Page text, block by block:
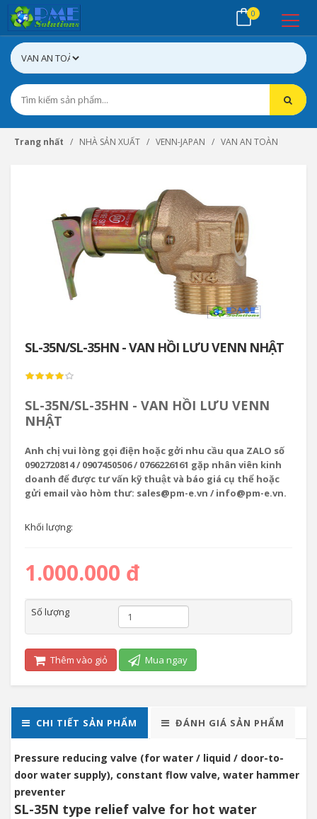
0
Trang nhất NHÀ SẢN XUẤT VENN-JAPAN VAN AN TOÀN
SL-35N/SL-35HN - VAN HỒI LƯU VENN NHẬT
SL-35N/SL-35HN - VAN HỒI LƯU VENN
NHẬT
Anh chị vui lòng gọi điện hoặc gởi nhu cầu qua ZALO số
0902720814 / 0907450506 / 0766226161 gặp nhân viên kinh
doanh để được tư vấn kỹ thuật và báo giá cụ thể hoặc
gửi email vào hòm thư: sales@pm-e.vn / info@pm-e.vn.
Khối lượng:
1.000.000 đ
Số lượng
Thêm vào giỏ Mua ngay
CHI TIẾT SẢN PHẨM ĐÁNH GIÁ SẢN PHẨM
Pressure reducing valve (for water / liquid / door-to-
door water supply), constant flow valve, water hammer
preventer
SL-35N type relief valve for hot water